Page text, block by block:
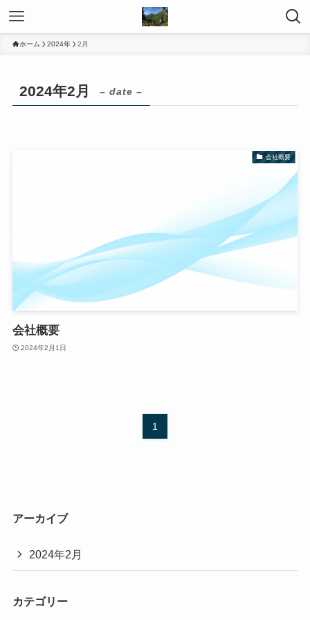
ホーム 2024年 2月
2024年2月 – date –
会社概要
会社概要
2024年2月1日
1
アーカイブ
2024年2月
カテゴリー